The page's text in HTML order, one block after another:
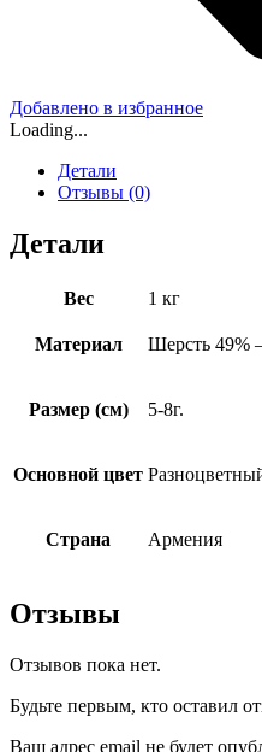
Добавлено в избранное
Loading...
Детали
Отзывы (0)
Детали
Вес 1 кг
Материал Шерсть 49%
Размер (см) 5-8г.
Основной цвет
Страна Армения
Отзывы
Отзывов пока нет.
Будьте первым, кто оставил
Ваш адрес email не будет